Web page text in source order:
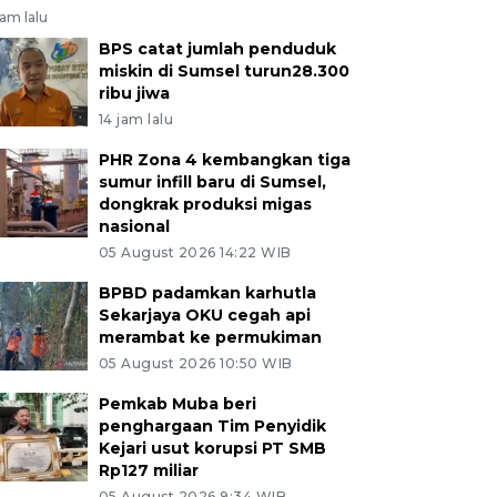
lalu
BPS catat jumlah penduduk
miskin di Sumsel turun28.300
ribu jiwa
14 jam lalu
PHR Zona 4 kembangkan tiga
sumur infill baru di Sumsel,
dongkrak produksi migas
nasional
05 August 2026 14:22 WIB
BPBD padamkan karhutla
Sekarjaya OKU cegah api
merambat ke permukiman
05 August 2026 10:50 WIB
Pemkab Muba beri
penghargaan Tim Penyidik
Kejari usut korupsi PT SMB
Rp127 miliar